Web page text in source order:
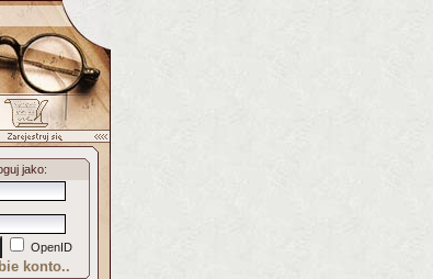
jako:
OpenID
konto..